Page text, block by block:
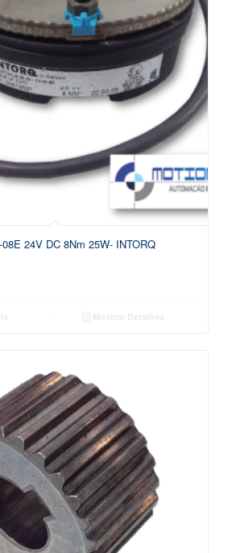
24V DC 8Nm 25W- INTORQ